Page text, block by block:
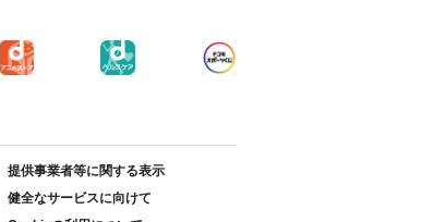
提供事業者等に関する表示
健全なサービスに向けて